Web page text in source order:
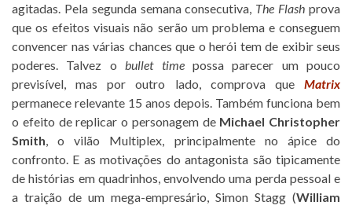
agitadas. Pela segunda semana consecutiva, The Flash prova
que os efeitos visuais não serão um problema e conseguem
convencer nas várias chances que o herói tem de exibir seus
poderes. Talvez o bullet timepossa parecer um pouco
previsível, mas por outro lado, comprova que Matrix
permanece relevante 15 anos depois. Também funciona bem
o efeito de replicar o personagem de Michael Christopher
Smith, o vilão Multiplex, principalmente no ápice do
confronto. E as motivações do antagonista são tipicamente
de histórias em quadrinhos, envolvendo uma perda pessoal e
a traição de um mega-empresário, Simon Stagg (William